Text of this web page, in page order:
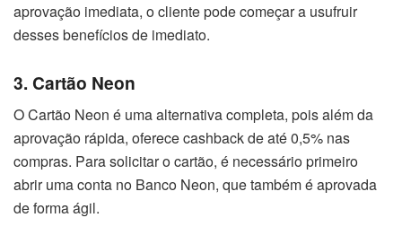
aprovação imediata, o cliente pode começar a usufruir
desses benefícios de imediato.
3. Cartão Neon
O Cartão Neon é uma alternativa completa, pois além da
aprovação rápida, oferece cashback de até 0,5% nas
compras. Para solicitar o cartão, é necessário primeiro
abrir uma conta no Banco Neon, que também é aprovada
de forma ágil.